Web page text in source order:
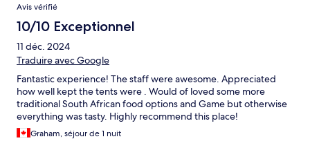
Avis vérifié
10/10 Exceptionnel
11 déc. 2024
Traduire avec Google
Fantastic experience! The staff were awesome. Appreciated
how well kept the tents were . Would of loved some more
traditional South African food options and Game but otherwise
everything was tasty. Highly recommend this place!
Graham, séjour de 1 nuit